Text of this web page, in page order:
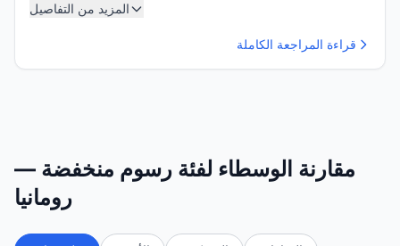
المزيد من التفاصيل
قراءة المراجعة الكاملة
مقارنة الوسطاء لفئة رسوم منخفضة —
رومانيا